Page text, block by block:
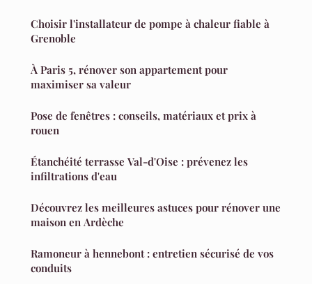
Choisir l'installateur de pompe à chaleur fiable à
Grenoble
À Paris 5, rénover son appartement pour
maximiser sa valeur
Pose de fenêtres : conseils, matériaux et prix à
rouen
Étanchéité terrasse Val-d'Oise : prévenez les
infiltrations d'eau
Découvrez les meilleures astuces pour rénover une
maison en Ardèche
Ramoneur à hennebont : entretien sécurisé de vos
conduits